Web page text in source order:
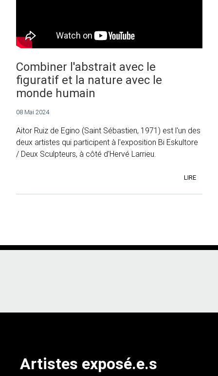
Combiner l'abstrait avec le
figuratif et la nature avec le
monde humain
08 Mai 2024
Aitor Ruiz de Egino (Saint Sébastien, 1971) est l'un des
deux artistes qui participent à l'exposition Bi Eskultore
/ Deux Sculpteurs, à côté d'Hervé Larrieu.
LIRE
Artistes exposé.e.s